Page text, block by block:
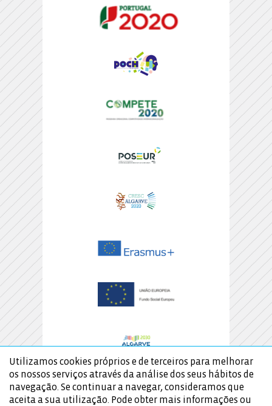
Utilizamos cookies próprios e de terceiros para melhorar
os nossos serviços através da análise dos seus hábitos de
navegação. Se continuar a navegar, consideramos que
aceita a sua utilização. Pode obter mais informações ou